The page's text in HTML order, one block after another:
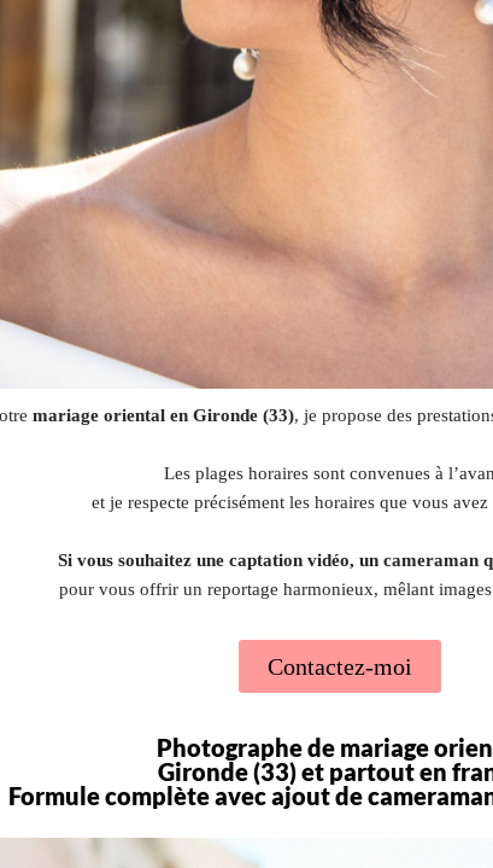
mariage oriental en Gironde (33), je propose des
Les plages horaires sont convenues à
et je respecte précisément les horaires que vous avez
Si vous souhaitez une captation vidéo, un cameraman
pour vous offrir un reportage harmonieux, mêlant
Contactez-moi
Photographe de mariage
Gironde (33) et partout en
Formule complète avec ajout de